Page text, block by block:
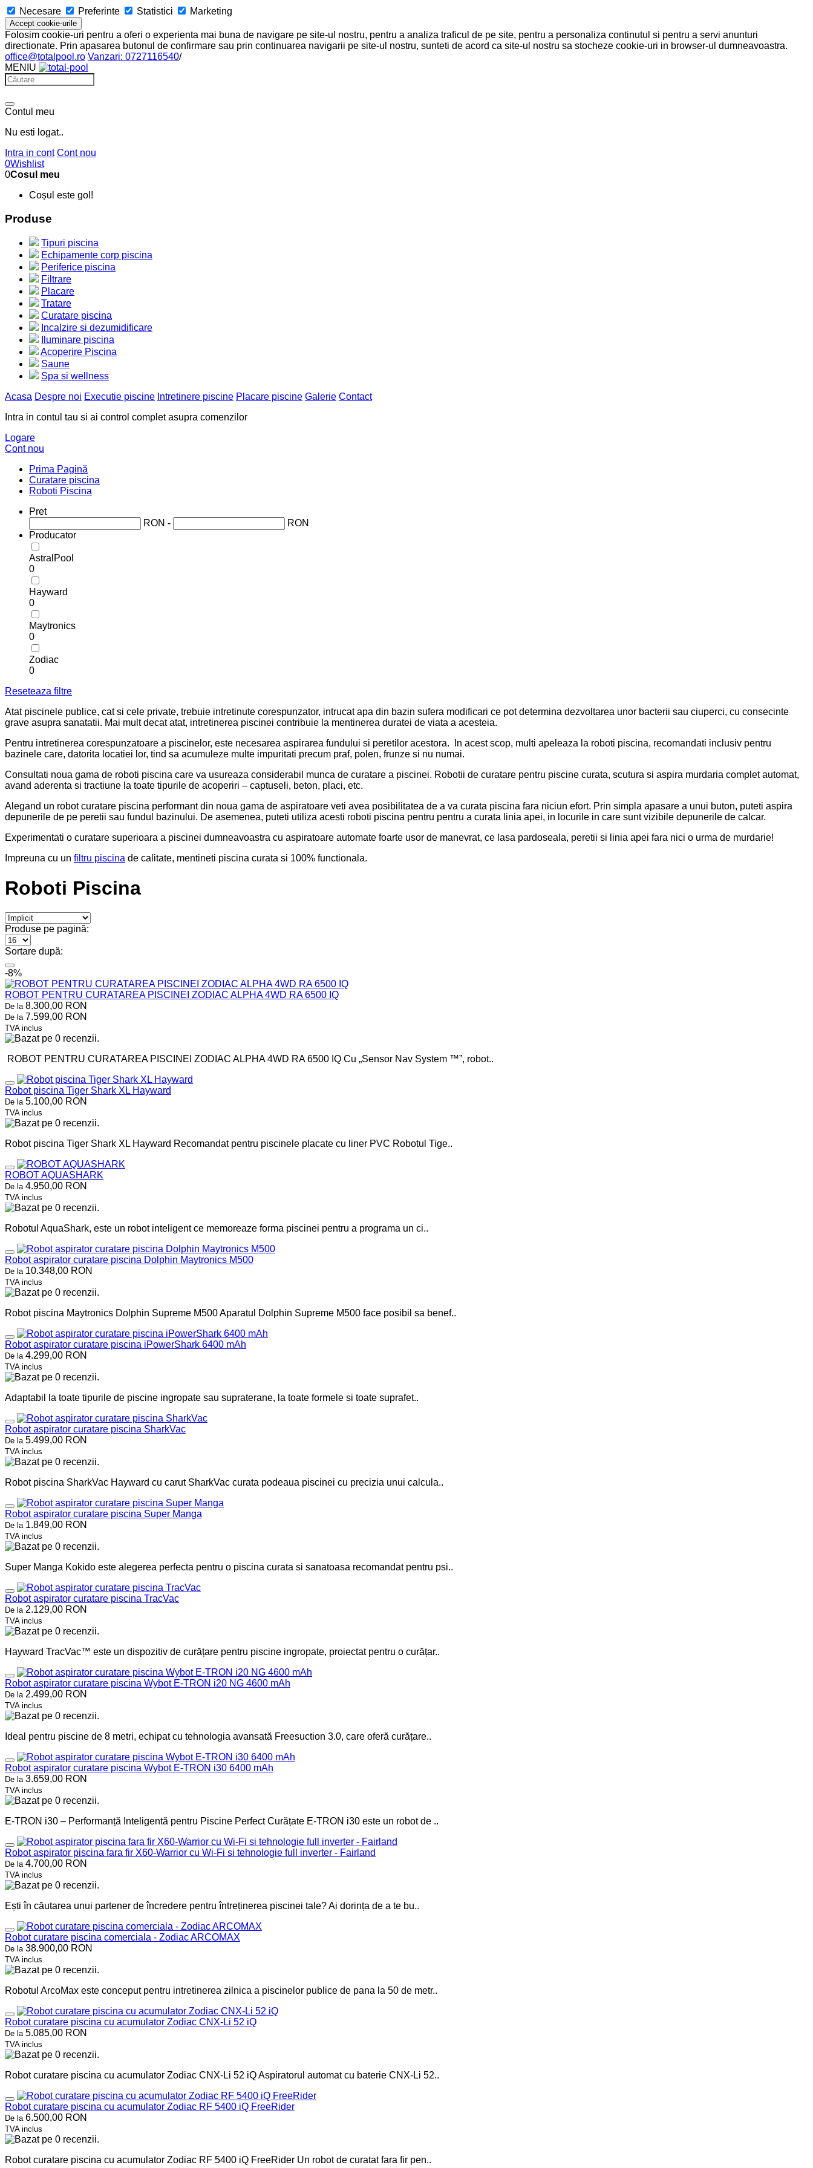
Necesare Preferinte Statistici Marketing
Accept cookie-urile
Folosim cookie-uri pentru a oferi o experienta mai buna de navigare pe site-ul nostru, pentru a analiza traficul de pe site, pentru a personaliza continutul si pentru a servi anunturi
directionate. Prin apasarea butonul de confirmare sau prin continuarea navigarii pe site-ul nostru, sunteti de acord ca site-ul nostru sa stocheze cookie-uri in browser-ul dumneavoastra.
office@totalpool.ro Vanzari: 0727116540/
MENIU
Contul meu
Nu esti logat..
Intra in cont Cont nou
0Wishlist
0Cosul meu
Coșul este gol!
Produse
Tipuri piscina
Echipamente corp piscina
Periferice piscina
Filtrare
Placare
Tratare
Curatare piscina
Incalzire si dezumidificare
Iluminare piscina
Acoperire Piscina
Saune
Spa si wellness
Acasa Despre noi Executie piscine Intretinere piscine Placare piscine Galerie Contact
Intra in contul tau si ai control complet asupra comenzilor
Logare
Cont nou
Prima Pagină
Curatare piscina
Roboti Piscina
Pret
RON -
RON
Producator
AstralPool
0
Hayward
0
Maytronics
0
Zodiac
0
Reseteaza filtre
Atat piscinele publice, cat si cele private, trebuie intretinute corespunzator, intrucat apa din bazin sufera modificari ce pot determina dezvoltarea unor bacterii sau ciuperci, cu consecinte
grave asupra sanatatii. Mai mult decat atat, intretinerea piscinei contribuie la mentinerea duratei de viata a acesteia.
Pentru intretinerea corespunzatoare a piscinelor, este necesarea aspirarea fundului si peretilor acestora. In acest scop, multi apeleaza la roboti piscina, recomandati inclusiv pentru
bazinele care, datorita locatiei lor, tind sa acumuleze multe impuritati precum praf, polen, frunze si nu numai.
Consultati noua gama de roboti piscina care va usureaza considerabil munca de curatare a piscinei. Robotii de curatare pentru piscine curata, scutura si aspira murdaria complet automat,
avand aderenta si tractiune la toate tipurile de acoperiri – captuseli, beton, placi, etc.
Alegand un robot curatare piscina performant din noua gama de aspiratoare veti avea posibilitatea de a va curata piscina fara niciun efort. Prin simpla apasare a unui buton, puteti aspira
depunerile de pe peretii sau fundul bazinului. De asemenea, puteti utiliza acesti roboti piscina pentru pentru a curata linia apei, in locurile in care sunt vizibile depunerile de calcar.
Experimentati o curatare superioara a piscinei dumneavoastra cu aspiratoare automate foarte usor de manevrat, ce lasa pardoseala, peretii si linia apei fara nici o urma de murdarie!
Impreuna cu un filtru piscina de calitate, mentineti piscina curata si 100% functionala.
Roboti Piscina
Produse pe pagină:
Sortare după:
-8%
ROBOT PENTRU CURATAREA PISCINEI ZODIAC ALPHA 4WD RA 6500 IQ
De la 8.300,00 RON
De la 7.599,00 RON
TVA inclus
ROBOT PENTRU CURATAREA PISCINEI ZODIAC ALPHA 4WD RA 6500 IQ Cu „Sensor Nav System ™”, robot..
Robot piscina Tiger Shark XL Hayward
De la 5.100,00 RON
TVA inclus
Robot piscina Tiger Shark XL Hayward Recomandat pentru piscinele placate cu liner PVC Robotul Tige..
ROBOT AQUASHARK
De la 4.950,00 RON
TVA inclus
Robotul AquaShark, este un robot inteligent ce memoreaze forma piscinei pentru a programa un ci..
Robot aspirator curatare piscina Dolphin Maytronics M500
De la 10.348,00 RON
TVA inclus
Robot piscina Maytronics Dolphin Supreme M500 Aparatul Dolphin Supreme M500 face posibil sa benef..
Robot aspirator curatare piscina iPowerShark 6400 mAh
De la 4.299,00 RON
TVA inclus
Adaptabil la toate tipurile de piscine ingropate sau supraterane, la toate formele si toate suprafet..
Robot aspirator curatare piscina SharkVac
De la 5.499,00 RON
TVA inclus
Robot piscina SharkVac Hayward cu carut SharkVac curata podeaua piscinei cu precizia unui calcula..
Robot aspirator curatare piscina Super Manga
De la 1.849,00 RON
TVA inclus
Super Manga Kokido este alegerea perfecta pentru o piscina curata si sanatoasa recomandat pentru psi..
Robot aspirator curatare piscina TracVac
De la 2.129,00 RON
TVA inclus
Hayward TracVac™ este un dispozitiv de curățare pentru piscine ingropate, proiectat pentru o curățar..
Robot aspirator curatare piscina Wybot E-TRON i20 NG 4600 mAh
De la 2.499,00 RON
TVA inclus
Ideal pentru piscine de 8 metri, echipat cu tehnologia avansată Freesuction 3.0, care oferă curățare..
Robot aspirator curatare piscina Wybot E-TRON i30 6400 mAh
De la 3.659,00 RON
TVA inclus
E-TRON i30 – Performanță Inteligentă pentru Piscine Perfect Curățate E-TRON i30 este un robot de ..
Robot aspirator piscina fara fir X60-Warrior cu Wi-Fi si tehnologie full inverter - Fairland
De la 4.700,00 RON
TVA inclus
Ești în căutarea unui partener de încredere pentru întreținerea piscinei tale? Ai dorința de a te bu..
Robot curatare piscina comerciala - Zodiac ARCOMAX
De la 38.900,00 RON
TVA inclus
Robotul ArcoMax este conceput pentru intretinerea zilnica a piscinelor publice de pana la 50 de metr..
Robot curatare piscina cu acumulator Zodiac CNX-Li 52 iQ
De la 5.085,00 RON
TVA inclus
Robot curatare piscina cu acumulator Zodiac CNX-Li 52 iQ Aspiratorul automat cu baterie CNX-Li 52..
Robot curatare piscina cu acumulator Zodiac RF 5400 iQ FreeRider
De la 6.500,00 RON
TVA inclus
Robot curatare piscina cu acumulator Zodiac RF 5400 iQ FreeRider Un robot de curatat fara fir pen..